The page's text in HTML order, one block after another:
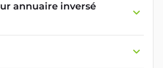
annuaire inversé
une fonctionnalité de
inversée qui est efficace
les appelants
code téléphonique